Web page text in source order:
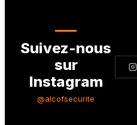
Suivez-nous
sur
Instagram
@alcofsecurite